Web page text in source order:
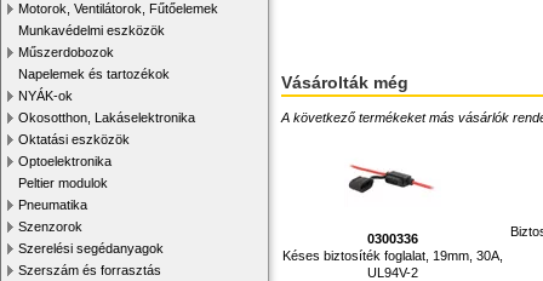
Motorok, Ventilátorok, Fűtőelemek
Munkavédelmi eszközök
Műszerdobozok
Napelemek és tartozékok
NYÁK-ok
Okosotthon, Lakáselektronika
Oktatási eszközök
Optoelektronika
Peltier modulok
Pneumatika
Szenzorok
Szerelési segédanyagok
Szerszám és forrasztás
Vásárolták még
A következő termékeket más vásárlók
0300336
Késes biztosíték foglalat, 19mm, 30A,
UL94V-2